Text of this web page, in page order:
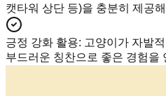
캣타워 상단 등)을 충분히 제공
긍정 강화 활용: 고양이가 자발
부드러운 칭찬으로 좋은 경험을